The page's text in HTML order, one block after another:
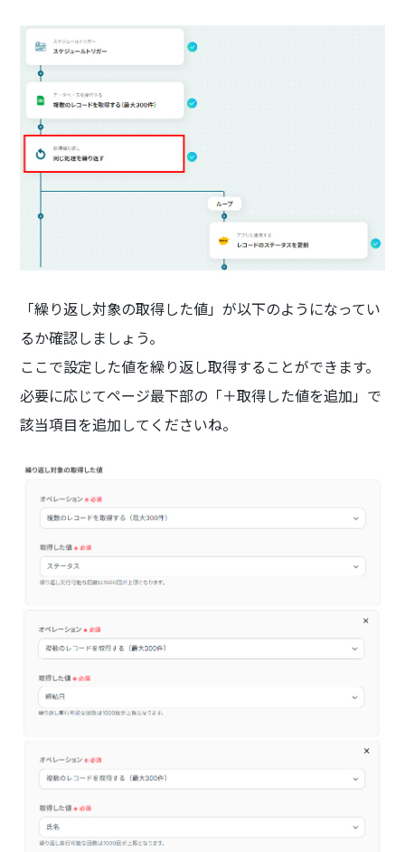
「繰り返し対象の取得した値」が以下のようになってい
るか確認しましょう。
ここで設定した値を繰り返し取得することができます。
必要に応じてページ最下部の「＋取得した値を追加」で
該当項目を追加してくださいね。